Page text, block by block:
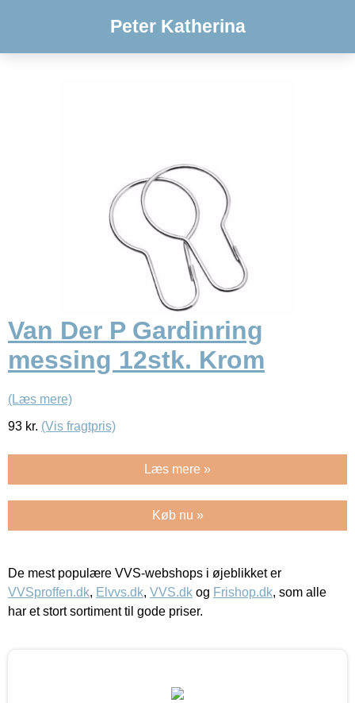
Peter Katherina
Van Der P Gardinring
messing 12stk. Krom
(Læs mere)
93 kr. (Vis fragtpris)
Læs mere »
Køb nu »
De mest populære VVS-webshops i øjeblikket er
VVSproffen.dk, Elvvs.dk, VVS.dk og Frishop.dk, som alle
har et stort sortiment til gode priser.